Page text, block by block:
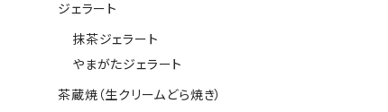
ジェラート
抹茶ジェラート
やまがたジェラート
茶蔵焼（生クリームどら焼き）